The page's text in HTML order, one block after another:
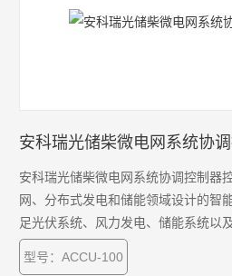
安科瑞光储柴微电网系统协
安科瑞光储柴微电网系统协调控制器
网、分布式发电和储能领域设计的智
足光伏系统、风力发电、储能系统以
需求。通过全天候的数据采集和分析
监控光伏、风能、储能系统及充电桩
型号：ACCU-100